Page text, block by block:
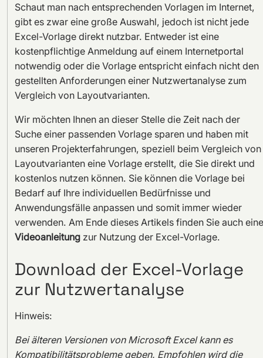
Schaut man nach entsprechenden Vorlagen im Internet,
gibt es zwar eine große Auswahl, jedoch ist nicht jede
Excel-Vorlage direkt nutzbar. Entweder ist eine
kostenpflichtige Anmeldung auf einem Internetportal
notwendig oder die Vorlage entspricht einfach nicht den
gestellten Anforderungen einer Nutzwertanalyse zum
Vergleich von Layoutvarianten.
Wir möchten Ihnen an dieser Stelle die Zeit nach der
Suche einer passenden Vorlage sparen und haben mit
unseren Projekterfahrungen, speziell beim Vergleich von
Layoutvarianten eine Vorlage erstellt, die Sie direkt und
kostenlos nutzen können. Sie können die Vorlage bei
Bedarf auf Ihre individuellen Bedürfnisse und
Anwendungsfälle anpassen und somit immer wieder
verwenden. Am Ende dieses Artikels finden Sie auch eine
Videoanleitungzur Nutzung der Excel-Vorlage.
Download der Excel-Vorlage
zur Nutzwertanalyse
Hinweis:
Bei älteren Versionen von Microsoft Excel kann es
Kompatibilitätsprobleme geben. Empfohlen wird die